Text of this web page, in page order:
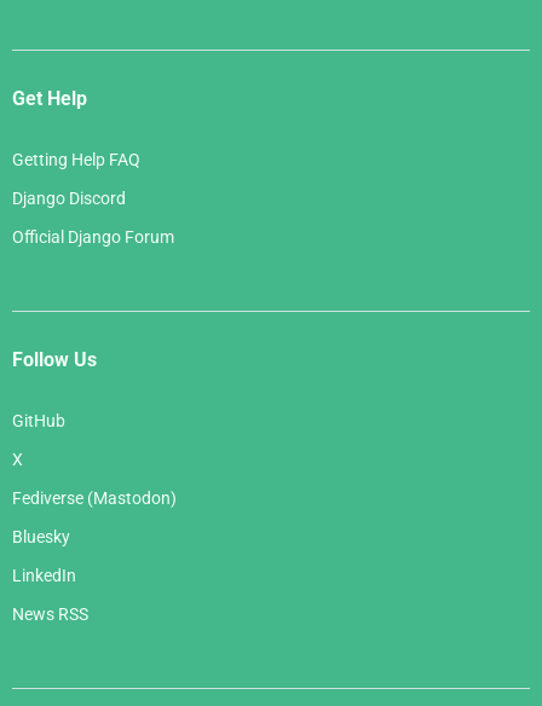
Get Help
Getting Help FAQ
Django Discord
Official Django Forum
Follow Us
GitHub
X
Fediverse (Mastodon)
Bluesky
LinkedIn
News RSS